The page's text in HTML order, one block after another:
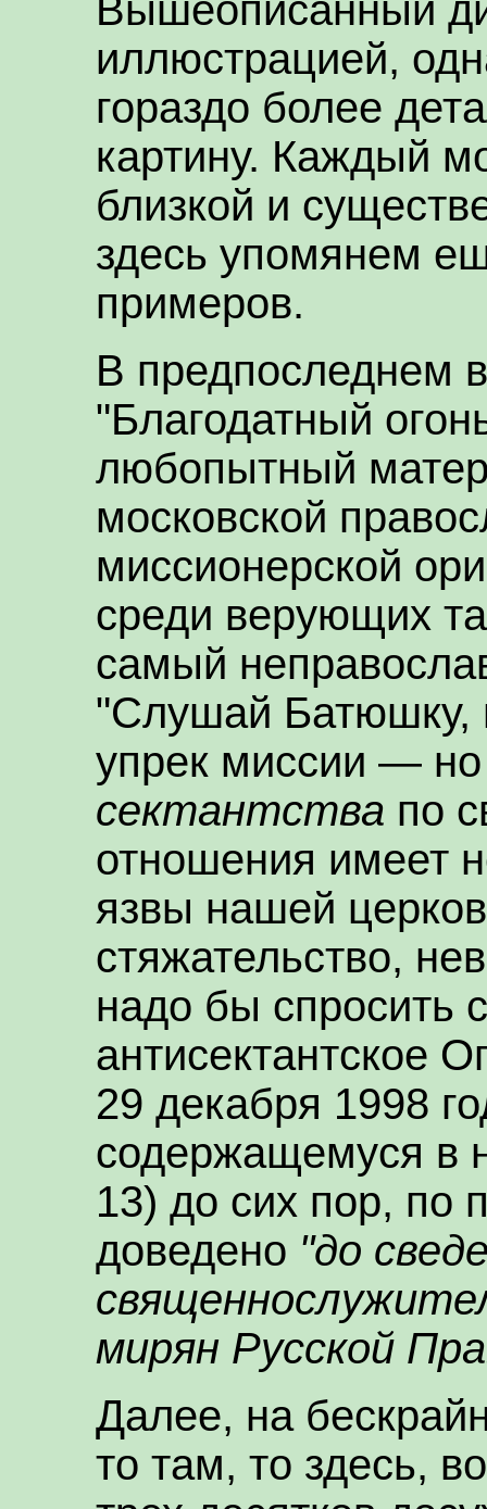
иллюстрацией,
гораздо более
картину. Каждый
близкой и
здесь упомянем
примеров.
В предпоследнем
"Благодатный
любопытный
московской
миссионерской
среди верующих
самый
"Слушай Батюшку,
упрек миссии —
сектантства по
отношения имеет
язвы нашей
стяжательство,
надо бы спросить
антисектантское
29 декабря 1998
содержащемуся в
13) до сих пор, по
доведено "до
мирян Русской
Далее, на
то там, то здесь,